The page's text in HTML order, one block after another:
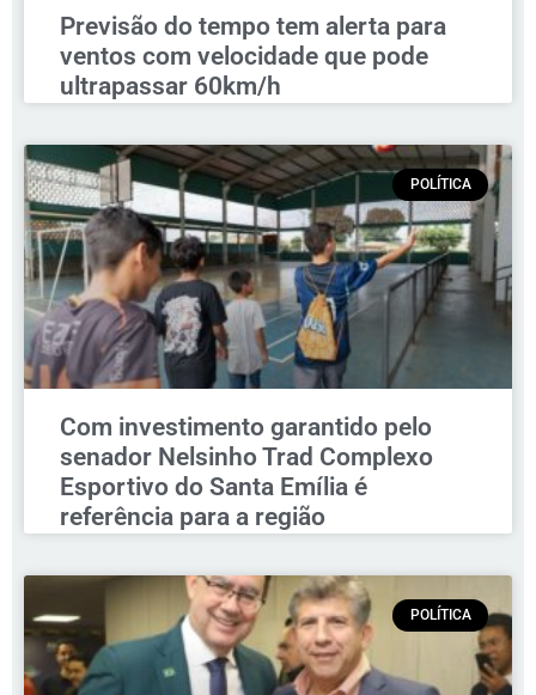
Previsão do tempo tem alerta para
ventos com velocidade que pode
ultrapassar 60km/h
POLÍTICA
Com investimento garantido pelo
senador Nelsinho Trad Complexo
Esportivo do Santa Emília é
referência para a região
POLÍTICA